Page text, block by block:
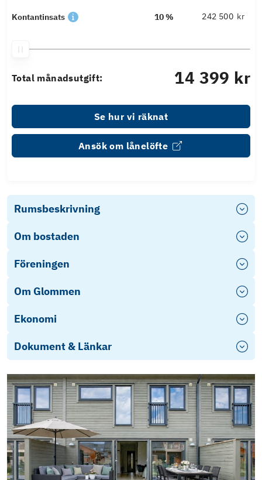
Kontantinsats 10 % kr
Total månadsutgift: 14 399 kr
Se hur vi räknat
Ansök om lånelöfte
Rumsbeskrivning
Om bostaden
Föreningen
Om Glommen
Ekonomi
Dokument & Länkar
Energideklaration-1414377
Energideklaration
Arsredovisning 2024